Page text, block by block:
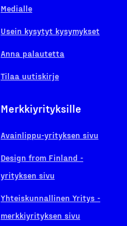
Medialle
Usein kysytyt kysymykset
Anna palautetta
Tilaa uutiskirje
Merkkiyrityksille
Avainlippu-yrityksen sivu
Design from Finland -
yrityksen sivu
Yhteiskunnallinen Yritys -
merkkiyrityksen sivu